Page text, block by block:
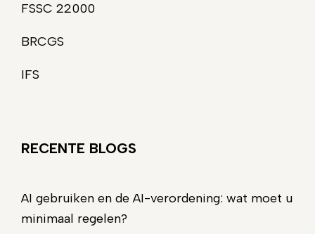
FSSC 22000
BRCGS
IFS
RECENTE BLOGS
AI gebruiken en de AI-verordening: wat moet u
minimaal regelen?